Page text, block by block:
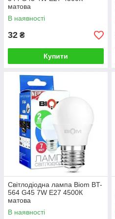
матова
В наявності
32 ₴
Купити
Світлодіодна лампа Biom BT-
564 G45 7W E27 4500К
матова
В наявності